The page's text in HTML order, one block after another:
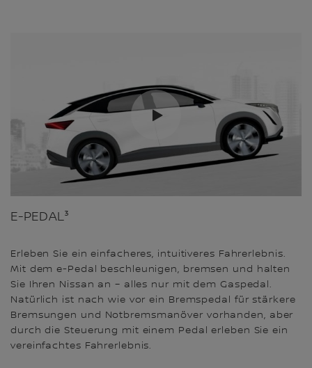
E-PEDAL³
Erleben Sie ein einfacheres, intuitiveres Fahrerlebnis.
Mit dem e-Pedal beschleunigen, bremsen und halten
Sie Ihren Nissan an – alles nur mit dem Gaspedal.
Natürlich ist nach wie vor ein Bremspedal für stärkere
Bremsungen und Notbremsmanöver vorhanden, aber
durch die Steuerung mit einem Pedal erleben Sie ein
vereinfachtes Fahrerlebnis.